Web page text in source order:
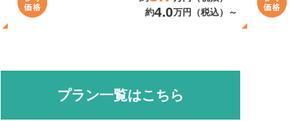
約4.0万円（税込）～
プラン一覧はこちら